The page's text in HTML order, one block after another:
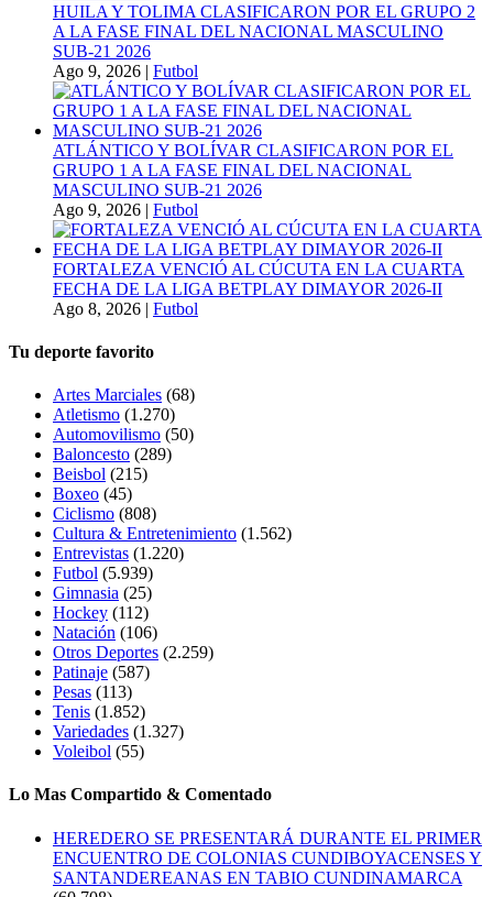
HUILA Y TOLIMA CLASIFICARON POR EL GRUPO 2
A LA FASE FINAL DEL NACIONAL MASCULINO
SUB-21 2026
Ago 9, 2026 | Futbol
ATLÁNTICO Y BOLÍVAR CLASIFICARON POR EL
GRUPO 1 A LA FASE FINAL DEL NACIONAL
MASCULINO SUB-21 2026
Ago 9, 2026 | Futbol
FORTALEZA VENCIÓ AL CÚCUTA EN LA CUARTA
FECHA DE LA LIGA BETPLAY DIMAYOR 2026-II
Ago 8, 2026 | Futbol
Tu deporte favorito
Artes Marciales (68)
Atletismo (1.270)
Automovilismo (50)
Baloncesto (289)
Beisbol (215)
Boxeo (45)
Ciclismo (808)
Cultura & Entretenimiento (1.562)
Entrevistas (1.220)
Futbol (5.939)
Gimnasia (25)
Hockey (112)
Natación (106)
Otros Deportes (2.259)
Patinaje (587)
Pesas (113)
Tenis (1.852)
Variedades (1.327)
Voleibol (55)
Lo Mas Compartido & Comentado
HEREDERO SE PRESENTARÁ DURANTE EL PRIMER
ENCUENTRO DE COLONIAS CUNDIBOYACENSES Y
SANTANDEREANAS EN TABIO CUNDINAMARCA